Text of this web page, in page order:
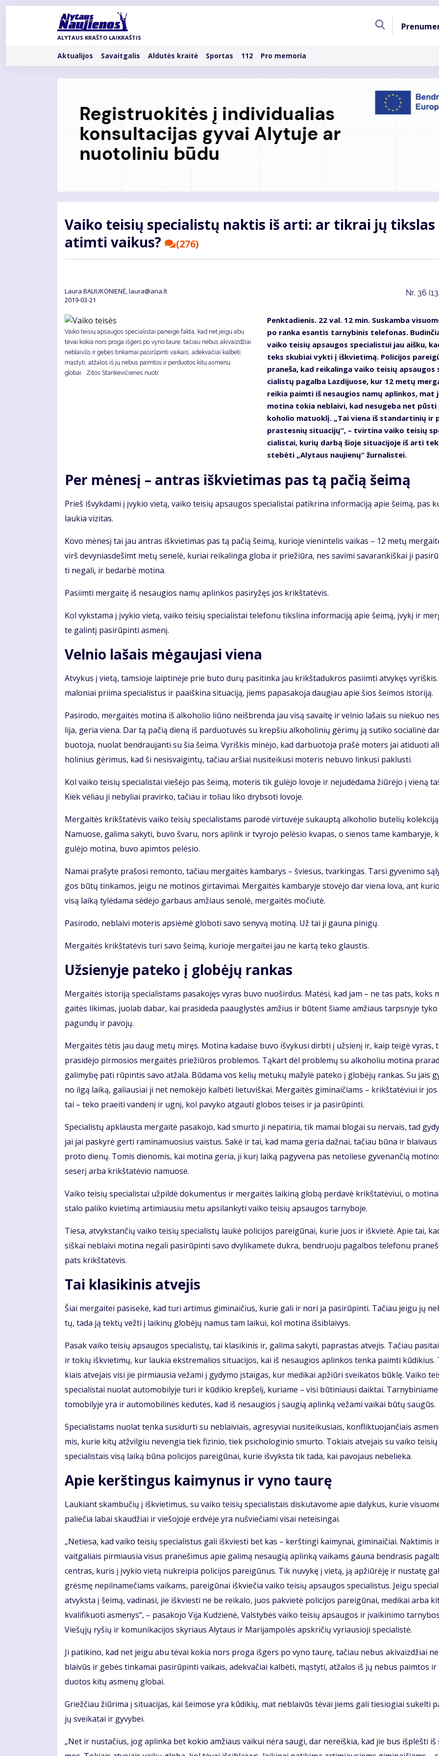
Pereiti
ALYTAUS KRAŠTO LAIKRAŠTIS
Rubrikos
Aktualijos Savaitgalis Aldutės kraitė Sportas 112 Pro memoria
Vai­ko tei­sių spe­cia­lis­tų nak­tis iš ar­ti: ar tik­rai jų tiks­las
at­im­ti vai­kus?
(276)
Laura BALIUKONIENĖ, laura@ana.lt
2019-03-21
Nr. 36
Vaiko teisių apsaugos specialistai paneigė faktą, kad net jeigu abu
tėvai kokia nors proga išgers po vyno taurę, tačiau nebus akivaizdžiai
neblaivūs ir gebės tinkamai pasirūpinti vaikais, adekvačiai kalbėti,
mąstyti, atžalos iš jų nebus paimtos ir perduotos kitų asmenų
globai. Zi­tos Stan­ke­vi­čie­nės nuotr.
Penk­ta­die­nis. 22 val. 12 min. Su­skam­ba
po ran­ka esan­tis tar­ny­bi­nis te­le­fo­nas.
vai­ko tei­sių ap­sau­gos spe­cia­lis­tui jau aiš­ku,
teks sku­biai vyk­ti į iš­kvie­ti­mą. Po­li­ci­jos
pra­ne­ša, kad rei­ka­lin­ga vai­ko tei­sių ap­sau­gos
cia­lis­tų pa­gal­ba Laz­di­juo­se, kur 12 me­tų
rei­kia pa­im­ti iš ne­sau­gios na­mų ap­lin­kos, mat
mo­ti­na to­kia ne­blai­vi, kad ne­su­ge­ba net
ko­ho­lio ma­tuok­lį. „Tai vie­na iš stan­dar­ti­nių ir
pras­tes­nių si­tu­a­ci­jų“, – tvir­ti­na vai­ko tei­sių
cia­lis­tai, ku­rių dar­bą šio­je si­tu­a­ci­jo­je iš ar­ti
ste­bė­ti „Aly­taus nau­jie­nų“ žur­na­lis­tei.
Per mė­ne­sį – ant­ras iš­kvie­ti­mas pas tą pa­čią šei­mą
Prieš iš­vyk­da­mi į įvy­kio vie­tą, vai­ko tei­sių ap­sau­gos spe­cia­lis­tai pa­tik­ri­na in­for­ma­ci­ją apie šei­mą, pas
lau­kia vi­zi­tas.
Ko­vo mė­ne­sį tai jau ant­ras iš­kvie­ti­mas pas tą pa­čią šei­mą, ku­rio­je vie­nin­te­lis vai­kas – 12 me­tų
virš de­vy­nias­de­šimt me­tų se­ne­lė, ku­riai rei­ka­lin­ga glo­ba ir prie­žiū­ra, nes sa­vi­mi sa­va­ran­kiš­kai ji
ti ne­ga­li, ir be­dar­bė mo­ti­na.
Pa­si­im­ti mer­gai­tę iš ne­sau­gios na­mų ap­lin­kos pa­si­ry­žęs jos krikš­ta­tė­vis.
Kol vyks­ta­ma į įvy­kio vie­tą, vai­ko tei­sių spe­cia­lis­tai te­le­fo­nu tiks­li­na in­for­ma­ci­ją apie šei­mą, įvy­kį ir
te ga­lin­tį pa­si­rū­pin­ti as­me­nį.
Vel­nio la­šais mė­gau­ja­si vie­na
At­vy­kus į vie­tą, tam­sio­je laip­ti­nė­je prie bu­to du­rų pa­si­tin­ka jau krikš­ta­duk­ros pa­si­im­ti at­vy­kęs vy­riš­kis.
ma­lo­niai pri­ima spe­cia­lis­tus ir pa­aiš­ki­na si­tu­a­ci­ją, jiems pa­pa­sa­ko­ja dau­giau apie šios šei­mos is­to­ri­ją.
Pa­si­ro­do, mer­gai­tės mo­ti­na iš al­ko­ho­lio liū­no ne­iš­bren­da jau vi­są sa­vai­tę ir vel­nio la­šais su nie­kuo
li­ja, ge­ria vie­na. Dar tą pa­čią die­ną iš par­duo­tu­vės su krep­šiu al­ko­ho­li­nių gė­ri­mų ją su­ti­ko so­cia­li­nė
buo­to­ja, nuo­lat ben­drau­jan­ti su šia šei­ma. Vy­riš­kis mi­nė­jo, kad dar­buo­to­ja pra­šė mo­ters jai ati­duo­ti
ho­li­nius gė­ri­mus, kad ši ne­si­svai­gin­tų, ta­čiau ar­šiai nu­si­tei­ku­si mo­te­ris ne­bu­vo lin­ku­si pa­klus­ti.
Kol vai­ko tei­sių spe­cia­lis­tai vie­šė­jo pas šei­mą, mo­te­ris tik gu­lė­jo lo­vo­je ir ne­ju­dė­da­ma žiū­rė­jo į vie­ną
Kiek vė­liau ji ne­by­liai pra­vir­ko, ta­čiau ir to­liau li­ko dryb­so­ti lo­vo­je.
Mer­gai­tės krikš­ta­tė­vis vai­ko tei­sių spe­cia­lis­tams pa­ro­dė vir­tu­vė­je su­kaup­tą al­ko­ho­lio bu­te­lių ko­lek­ci­ją.
Na­muo­se, ga­li­ma sa­ky­ti, bu­vo šva­ru, nors ap­link ir tvy­ro­jo pe­lė­sio kva­pas, o sie­nos ta­me kam­ba­ry­je,
gu­lė­jo mo­ti­na, bu­vo ap­im­tos pe­lė­sio.
Na­mai pra­šy­te pra­šo­si re­mon­to, ta­čiau mer­gai­tės kam­ba­rys – švie­sus, tvar­kin­gas. Tar­si gy­ve­ni­mo
gos bū­tų tin­ka­mos, jei­gu ne mo­ti­nos gir­ta­vi­mai. Mer­gai­tės kam­ba­ry­je sto­vė­jo dar vie­na lo­va, ant
vi­są lai­ką ty­lė­da­ma sė­dė­jo gar­baus am­žiaus se­no­lė, mer­gai­tės mo­čiu­tė.
Pa­si­ro­do, ne­blai­vi mo­te­ris ap­si­ė­mė glo­bo­ti sa­vo se­ny­vą mo­ti­ną. Už tai ji gau­na pi­ni­gų.
Mer­gai­tės krikš­ta­tė­vis tu­ri sa­vo šei­mą, ku­rio­je mer­gai­tei jau ne kar­tą te­ko glaus­tis.
Už­sie­ny­je pa­te­ko į glo­bė­jų ran­kas
Mer­gai­tės is­to­ri­ją spe­cia­lis­tams pa­sa­ko­jęs vy­ras bu­vo nuo­šir­dus. Ma­tė­si, kad jam – ne tas pats, koks
gai­tės li­ki­mas, juo­lab da­bar, kai pra­si­de­da pa­aug­lys­tės am­žius ir bū­tent šia­me am­žiaus tarps­ny­je
pa­gun­dų ir pa­vo­jų.
Mer­gai­tės tė­tis jau daug me­tų mi­ręs. Mo­ti­na ka­dai­se bu­vo iš­vy­ku­si dirb­ti į už­sie­nį ir, kaip tei­gė vy­ras,
pra­si­dė­jo pir­mo­sios mer­gai­tės prie­žiū­ros pro­ble­mos. Tą­kart dėl pro­ble­mų su al­ko­ho­liu mo­ti­na
ga­li­my­bę pa­ti rū­pin­tis sa­vo at­ža­la. Bū­da­ma vos ke­lių me­tu­kų ma­žy­lė pa­te­ko į glo­bė­jų ran­kas. Su jais
no il­gą lai­ką, ga­liau­siai ji net ne­mo­kė­jo kal­bė­ti lie­tu­viš­kai. Mer­gai­tės gi­mi­nai­čiams – krikš­ta­tė­viui ir
tai – te­ko pra­ei­ti van­de­nį ir ug­nį, kol pa­vy­ko at­gau­ti glo­bos tei­ses ir ja pa­si­rū­pin­ti.
Spe­cia­lis­tų ap­klaus­ta mer­gai­tė pa­sa­ko­jo, kad smur­to ji ne­pa­ti­ria, tik ma­mai blo­gai su ner­vais, tad
jai jai pa­sky­rė ger­ti ra­mi­na­muo­sius vais­tus. Sa­kė ir tai, kad ma­ma ge­ria daž­nai, ta­čiau bū­na ir blai­vaus
pro­to die­nų. To­mis die­no­mis, kai mo­ti­na ge­ria, ji ku­rį lai­ką pa­gy­ve­na pas ne­to­lie­se gy­ve­nan­čią
se­se­rį ar­ba krikš­ta­tė­vio na­muo­se.
Vai­ko tei­sių spe­cia­lis­tai už­pil­dė do­ku­men­tus ir mer­gai­tės lai­ki­ną glo­bą per­da­vė krikš­ta­tė­viui, o
sta­lo pa­li­ko kvie­ti­mą ar­ti­miau­siu me­tu ap­si­lan­ky­ti vai­ko tei­sių ap­sau­gos tar­ny­bo­je.
Tie­sa, at­vyks­tan­čių vai­ko tei­sių spe­cia­lis­tų lau­kė po­li­ci­jos pa­rei­gū­nai, ku­rie juos ir iš­kvie­tė. Apie tai,
siš­kai ne­blai­vi mo­ti­na ne­ga­li pa­si­rū­pin­ti sa­vo dvy­li­ka­me­te duk­ra, ben­druo­ju pa­gal­bos te­le­fo­nu
pats krikš­ta­tė­vis.
Tai kla­si­ki­nis at­ve­jis
Šiai mer­gai­tei pa­si­se­kė, kad tu­ri ar­ti­mus gi­mi­nai­čius, ku­rie ga­li ir no­ri ja pa­si­rū­pin­ti. Ta­čiau jei­gu jų
tų, ta­da ją tek­tų vež­ti į lai­ki­nų glo­bė­jų na­mus tam lai­kui, kol mo­ti­na iš­si­blai­vys.
Pa­sak vai­ko tei­sių ap­sau­gos spe­cia­lis­tų, tai kla­si­ki­nis ir, ga­li­ma sa­ky­ti, pa­pras­tas at­ve­jis. Ta­čiau
ir to­kių iš­kvie­ti­mų, kur lau­kia eks­tre­ma­lios si­tu­a­ci­jos, kai iš ne­sau­gios ap­lin­kos ten­ka pa­im­ti
kiais at­ve­jais vi­si jie pir­miau­sia ve­ža­mi į gy­dy­mo įstai­gas, kur me­di­kai ap­žiū­ri svei­ka­tos būk­lę. Vai­ko
spe­cia­lis­tai nuo­lat au­to­mo­bi­ly­je tu­ri ir kū­di­kio krep­še­lį, ku­ria­me – vi­si bū­ti­niau­si daik­tai.
to­mo­bi­ly­je yra ir au­to­mo­bi­li­nės kė­du­tės, kad iš ne­sau­gios į sau­gią ap­lin­ką ve­ža­mi vai­kai bū­tų sau­gūs.
Spe­cia­lis­tams nuo­lat ten­ka su­si­dur­ti su ne­blai­viais, ag­re­sy­viai nu­si­tei­ku­siais, kon­flik­tuo­jan­čiais
mis, ku­rie ki­tų at­žvil­giu ne­ven­gia tiek fi­zi­nio, tiek psi­cho­lo­gi­nio smur­to. To­kiais at­ve­jais su vai­ko tei­sių
spe­cia­lis­tais vi­są lai­ką bū­na po­li­ci­jos pa­rei­gū­nai, ku­rie iš­vyks­ta tik ta­da, kai pa­vo­jaus ne­be­lie­ka.
Apie kerš­tin­gus kai­my­nus ir vy­no tau­rę
Lau­kiant skam­bu­čių į iš­kvie­ti­mus, su vai­ko tei­sių spe­cia­lis­tais dis­ku­ta­vo­me apie da­ly­kus, ku­rie
pa­lie­čia la­bai skau­džiai ir vie­šo­jo­je erd­vė­je yra nu­švie­čia­mi vi­sai ne­tei­sin­gai.
„Ne­tie­sa, kad vai­ko tei­sių spe­cia­lis­tus ga­li iš­kvies­ti bet kas – kerš­tin­gi kai­my­nai, gi­mi­nai­čiai. Nak­ti­mis
vait­ga­liais pir­miau­sia vi­sus pra­ne­ši­mus apie ga­li­mą ne­sau­gią ap­lin­ką vai­kams gau­na ben­dra­sis
cen­tras, ku­ris į įvy­kio vie­tą nu­krei­pia po­li­ci­jos pa­rei­gū­nus. Tik nu­vy­kę į vie­tą, ją ap­žiū­rė­ję ir nu­sta­tę
grės­mę ne­pil­na­me­čiams vai­kams, pa­rei­gū­nai iš­kvie­čia vai­ko tei­sių ap­sau­gos spe­cia­lis­tus. Jei­gu
at­vyks­ta į šei­mą, va­di­na­si, jie iš­kvies­ti ne be rei­ka­lo, juos pa­kvie­tė po­li­ci­jos pa­rei­gū­nai, me­di­kai ar­ba
kva­li­fi­kuo­ti as­me­nys“, – pa­sa­ko­jo Vi­ja Ku­dzie­nė, Vals­ty­bės vai­ko tei­sių ap­sau­gos ir įvai­ki­ni­mo tar­ny­bos
Vie­šų­jų ry­šių ir ko­mu­ni­ka­ci­jos sky­riaus Aly­taus ir Ma­ri­jam­po­lės ap­skri­čių vy­riau­sio­ji spe­cia­lis­tė.
Ji pa­ti­ki­no, kad net jei­gu abu tė­vai ko­kia nors pro­ga iš­gers po vy­no tau­rę, ta­čiau ne­bus aki­vaiz­džiai
blai­vūs ir ge­bės tin­ka­mai pa­si­rū­pin­ti vai­kais, adek­va­čiai kal­bė­ti, mąs­ty­ti, at­ža­los iš jų ne­bus pa­im­tos
duo­tos ki­tų as­me­nų glo­bai.
Griež­čiau žiū­ri­ma į si­tu­a­ci­jas, kai šei­mo­se yra kū­di­kių, mat ne­blai­vūs tė­vai jiems ga­li tie­sio­giai su­kel­ti
jų svei­ka­tai ir gy­vy­bei.
„Net ir nu­sta­čius, jog ap­lin­ka bet ko­kio am­žiaus vai­kui nė­ra sau­gi, dar ne­reiš­kia, kad jie bus iš­plėš­ti